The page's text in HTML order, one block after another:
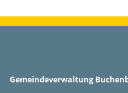
Gemeindeverwaltung